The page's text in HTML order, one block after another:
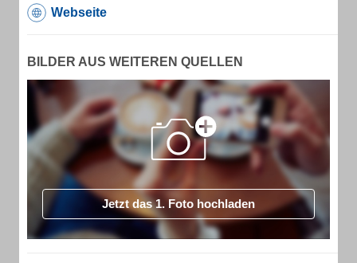
Webseite
BILDER AUS WEITEREN QUELLEN
Jetzt das 1. Foto hochladen